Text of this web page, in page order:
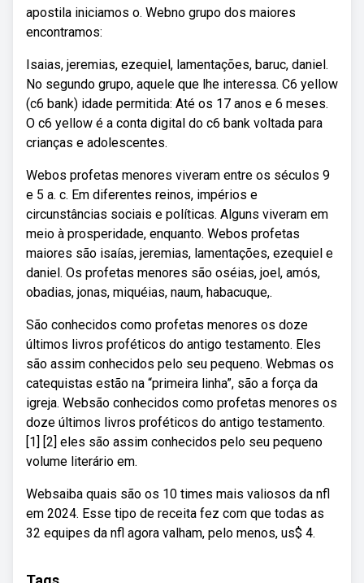
apostila iniciamos o. Webno grupo dos maiores
encontramos:
Isaias, jeremias, ezequiel, lamentações, baruc, daniel.
No segundo grupo, aquele que lhe interessa. C6 yellow
(c6 bank) idade permitida: Até os 17 anos e 6 meses.
O c6 yellow é a conta digital do c6 bank voltada para
crianças e adolescentes.
Webos profetas menores viveram entre os séculos 9
e 5 a. c. Em diferentes reinos, impérios e
circunstâncias sociais e políticas. Alguns viveram em
meio à prosperidade, enquanto. Webos profetas
maiores são isaías, jeremias, lamentações, ezequiel e
daniel. Os profetas menores são oséias, joel, amós,
obadias, jonas, miquéias, naum, habacuque,.
São conhecidos como profetas menores os doze
últimos livros proféticos do antigo testamento. Eles
são assim conhecidos pelo seu pequeno. Webmas os
catequistas estão na “primeira linha”, são a força da
igreja. Websão conhecidos como profetas menores os
doze últimos livros proféticos do antigo testamento.
[1] [2] eles são assim conhecidos pelo seu pequeno
volume literário em.
Websaiba quais são os 10 times mais valiosos da nfl
em 2024. Esse tipo de receita fez com que todas as
32 equipes da nfl agora valham, pelo menos, us$ 4.